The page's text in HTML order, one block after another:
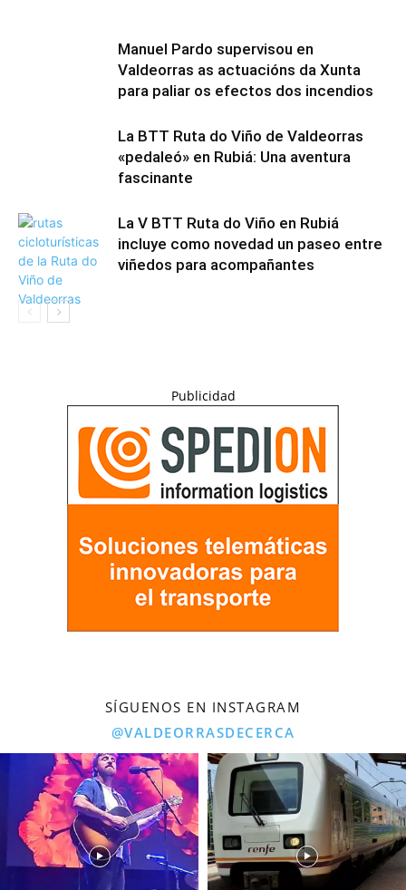
Manuel Pardo supervisou en
Valdeorras as actuacións da Xunta
para paliar os efectos dos incendios
La BTT Ruta do Viño de Valdeorras
«pedaleó» en Rubiá: Una aventura
fascinante
La V BTT Ruta do Viño en Rubiá
incluye como novedad un paseo entre
viñedos para acompañantes
Publicidad
SÍGUENOS EN INSTAGRAM
@VALDEORRASDECERCA